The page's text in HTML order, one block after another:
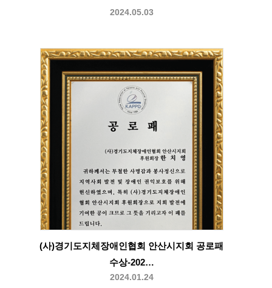
2024.05.03
(사)경기도지체장애인협회 안산시지회 공로패
수상-202…
2024.01.24